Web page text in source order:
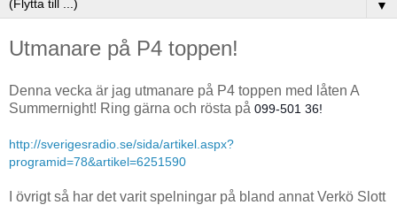
▼
Utmanare på P4 toppen!
Denna vecka är jag utmanare på P4 toppen med låten A
Summernight! Ring gärna och rösta på 099-501 36!
http://sverigesradio.se/sida/artikel.aspx?
programid=78&artikel=6251590
I övrigt så har det varit spelningar på bland annat Verkö Slott